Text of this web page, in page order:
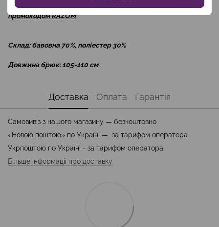
(брюки+худі, або брюки+світшот) знижка 10% за
промокодом RAZOM
Склад: бавовна 70%, поліестер 30%
Довжина брюк: 105-110 см
Доставка Оплата Гарантія
Самовивіз з нашого магазину — безкоштовно
«Новою поштою» по Україні — за тарифом оператора
Укрпоштою по Україні - за тарифом оператора
Більше інформації про доставку